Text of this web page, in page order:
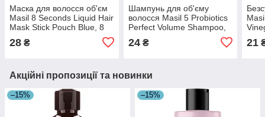
Маска для волосся об'єм
Masil 8 Seconds Liquid Hair
Mask Stick Pouch Blue, 8
28 ₴
Шампунь для об'єму
волосся Masil 5 Probiotics
Perfect Volume Shampoo,
24₴ 21
Акційні пропозиції та новинки
–15% –15%